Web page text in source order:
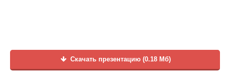
Скачать презентацию (0.18 Мб)